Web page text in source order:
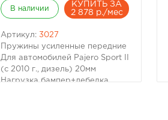
В наличии
КУПИТЬ ЗА
2 878 р./мес
Артикул: 3027
Пружины усиленные передние
Для автомобилей Pajero Sport II
(с 2010 г., дизель) 20мм
Нагрузка бампер+лебедка